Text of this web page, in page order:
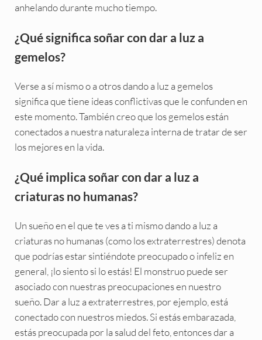
anhelando durante mucho tiempo.
¿Qué significa soñar con dar a luz a
gemelos?
Verse a sí mismo o a otros dando a luz a gemelos
significa que tiene ideas conflictivas que le confunden en
este momento. También creo que los gemelos están
conectados a nuestra naturaleza interna de tratar de ser
los mejores en la vida.
¿Qué implica soñar con dar a luz a
criaturas no humanas?
Un sueño en el que te ves a ti mismo dando a luz a
criaturas no humanas (como los extraterrestres) denota
que podrías estar sintiéndote preocupado o infeliz en
general, ¡lo siento si lo estás! El monstruo puede ser
asociado con nuestras preocupaciones en nuestro
sueño. Dar a luz a extraterrestres, por ejemplo, está
conectado con nuestros miedos. Si estás embarazada,
estás preocupada por la salud del feto, entonces dar a